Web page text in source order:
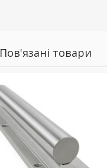
Пов'язані товари